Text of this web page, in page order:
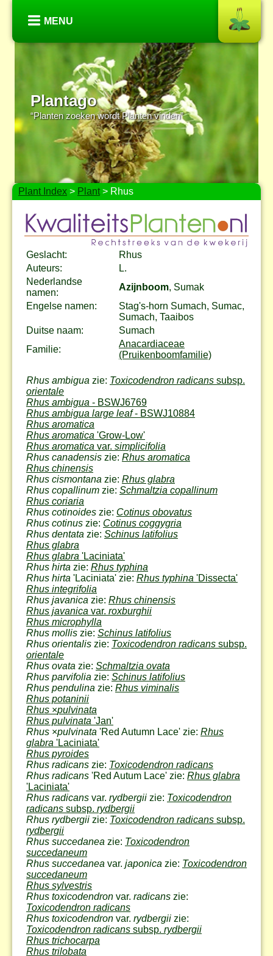
MENU
Plantago
“Planten zoeken wordt Planten vinden”
Plant Index > Plant> Rhus
Geslacht:
Rhus
Auteurs:
L.
Nederlandse
namen:
Azijnboom, Sumak
Engelse namen:
Stag's-horn Sumach, Sumac,
Sumach, Taaibos
Duitse naam:
Sumach
Familie:
Anacardiaceae
(Pruikenboomfamilie)
Rhus ambigua zie: Toxicodendron radicans subsp.
orientale
Rhus ambigua - BSWJ6769
Rhus ambigua large leaf- BSWJ10884
Rhus aromatica
Rhus aromatica 'Grow-Low'
Rhus aromatica var. simplicifolia
Rhus canadensis zie: Rhus aromatica
Rhus chinensis
Rhus cismontana zie: Rhus glabra
Rhus copallinum zie: Schmaltzia copallinum
Rhus coriaria
Rhus cotinoides zie: Cotinus obovatus
Rhus cotinus zie: Cotinus coggygria
Rhus dentata zie: Schinus latifolius
Rhus glabra
Rhus glabra 'Laciniata'
Rhus hirta zie: Rhus typhina
Rhus hirta 'Laciniata' zie: Rhus typhina 'Dissecta'
Rhus integrifolia
Rhus javanica zie: Rhus chinensis
Rhus javanica var. roxburghii
Rhus microphylla
Rhus mollis zie: Schinus latifolius
Rhus orientalis zie: Toxicodendron radicans subsp.
orientale
Rhus ovata zie: Schmaltzia ovata
Rhus parvifolia zie: Schinus latifolius
Rhus pendulina zie: Rhus viminalis
Rhus potaninii
Rhus ×pulvinata
Rhus pulvinata 'Jan'
Rhus ×pulvinata 'Red Autumn Lace' zie: Rhus
glabra 'Laciniata'
Rhus pyroides
Rhus radicans zie: Toxicodendron radicans
Rhus radicans 'Red Autum Lace' zie: Rhus glabra
'Laciniata'
Rhus radicans var. rydbergii zie: Toxicodendron
radicans subsp. rydbergii
Rhus rydbergii zie: Toxicodendron radicans subsp.
rydbergii
Rhus succedanea zie: Toxicodendron
succedaneum
Rhus succedanea var. japonica zie: Toxicodendron
succedaneum
Rhus sylvestris
Rhus toxicodendron var. radicans zie:
Toxicodendron radicans
Rhus toxicodendron var. rydbergii zie:
Toxicodendron radicans subsp. rydbergii
Rhus trichocarpa
Rhus trilobata